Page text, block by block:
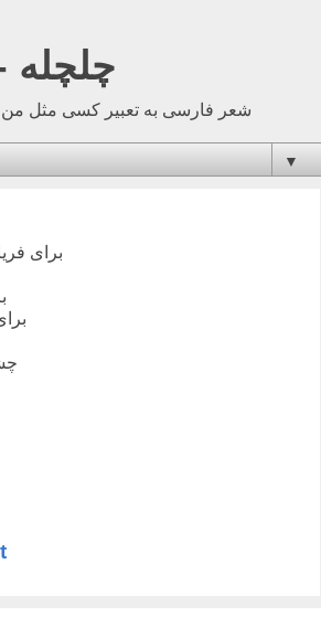
Chel40e - چلچله
شعر فارسی به تعبیر کسی مثل
▼
برای